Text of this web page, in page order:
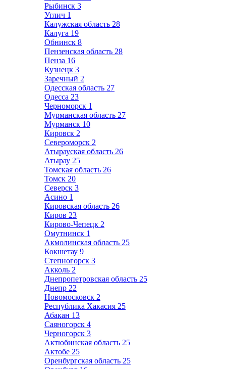
Рыбинск 3
Углич 1
Калужская область 28
Калуга 19
Обнинск 8
Пензенская область 28
Пенза 16
Кузнецк 3
Заречный 2
Одесская область 27
Одесса 23
Черноморск 1
Мурманская область 27
Мурманск 10
Кировск 2
Североморск 2
Атырауская область 26
Атырау 25
Томская область 26
Томск 20
Северск 3
Асино 1
Кировская область 26
Киров 23
Кирово-Чепецк 2
Омутнинск 1
Акмолинская область 25
Кокшетау 9
Степногорск 3
Акколь 2
Днепропетровская область 25
Днепр 22
Новомосковск 2
Республика Хакасия 25
Абакан 13
Саяногорск 4
Черногорск 3
Актюбинская область 25
Актобе 25
Оренбургская область 25